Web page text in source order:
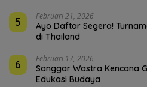
5 Februari 21, 2026
Ayo Daftar Segera!
di Thailand
6 Februari 17, 2026
Sanggar Wastra Kencana
Edukasi Budaya